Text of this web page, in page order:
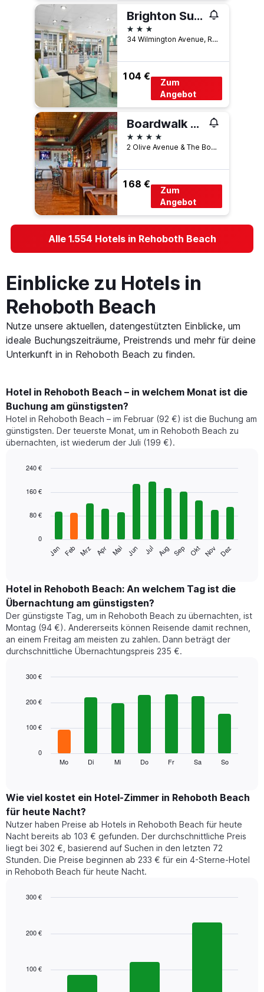
Brighton Suites Hotel
3 Sterne
34 Wilmington Avenue, Rehoboth Beach, DE, USA
104 €
Zum
Angebot
Boardwalk Plaza Hotel
4 Sterne
2 Olive Avenue & The Boardwalk, Rehoboth Beach, DE, USA
168 €
Zum
Angebot
Alle 1.554 Hotels in Rehoboth Beach
Einblicke zu Hotels in
Rehoboth Beach
Nutze unsere aktuellen, datengestützten Einblicke, um
ideale Buchungszeiträume, Preistrends und mehr für deine
Unterkunft in in Rehoboth Beach zu finden.
Hotel in Rehoboth Beach – in welchem Monat ist die
Buchung am günstigsten?
Hotel in Rehoboth Beach – im Februar (92 €) ist die Buchung am
günstigsten. Der teuerste Monat, um in Rehoboth Beach zu
übernachten, ist wiederum der Juli (199 €).
chart
bars.
folgende
den
durchschnittlichen
Zimmerpreis
im
jeweiligen
Monat
an.
Diagramm
die
Monate
hat
1
Y-
Achse,
die
den
durchschnittlichen
Zimmerpreis
graphic.
Jan Feb Mrz Apr Mai Jun Jul Aug Sep Okt Nov Dez
0
80 €
160 €
240 €
Hotel in Rehoboth Beach: An welchem Tag ist die
Übernachtung am günstigsten?
Der günstigste Tag, um in Rehoboth Beach zu übernachten, ist
Montag (94 €). Andererseits können Reisende damit rechnen,
an einem Freitag am meisten zu zahlen. Dann beträgt der
durchschnittliche Übernachtungspreis 235 €.
chart
bars.
den
durchschnittlichen
Preis
eines
Zimmers
für
den
jeweiligen
Das
die
Mo Di Mi Do Fr Sa So
0
100 €
200 €
300 €
Wie viel kostet ein Hotel-Zimmer in Rehoboth Beach
für heute Nacht?
Nutzer haben Preise ab Hotels in Rehoboth Beach für heute
Nacht bereits ab 103 € gefunden. Der durchschnittliche Preis
liegt bei 302 €, basierend auf Suchen in den letzten 72
Stunden. Die Preise beginnen ab 233 € für ein 4-Sterne-Hotel
in Rehoboth Beach für heute Nacht.
with
Das
100 €
200 €
300 €